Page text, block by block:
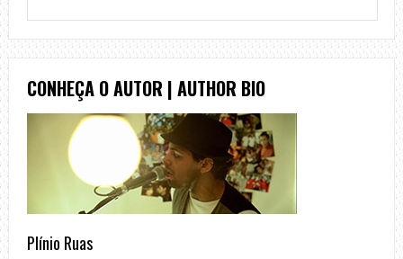
CONHEÇA O AUTOR | AUTHOR BIO
Plínio Ruas